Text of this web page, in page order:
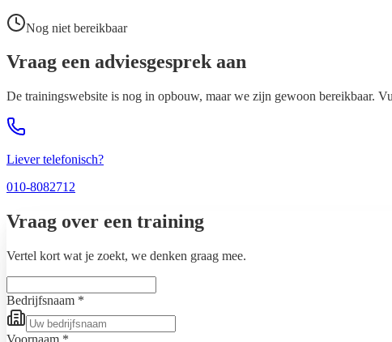
Nog niet bereikbaar
Vraag een adviesgesprekaan
De trainingswebsite is nog in opbouw, maar we zijn gewoon bereikbaar.
Liever telefonisch?
010-8082712
Vraag over een training
Vertel kort wat je zoekt, we denken graag mee.
Bedrijfsnaam *